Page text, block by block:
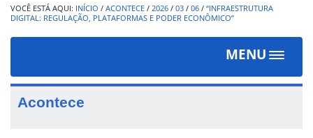
INÍCIO / ACONTECE / 2026 / 03 / 06 / “INFRAESTRUTURA
DIGITAL: REGULAÇÃO, PLATAFORMAS E PODER ECONÔMICO”
MENU
Toggle
Acontece